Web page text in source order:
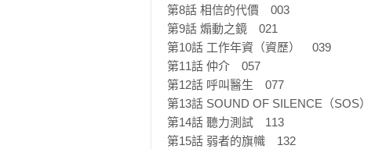
第8話 相信的代價　003
第9話 煽動之鏡　021
第10話 工作年資（資歷）　039
第11話 仲介　057
第12話 呼叫醫生　077
第13話 SOUND OF SILENCE（SOS）
第14話 聽力測試　113
第15話 弱者的旗幟　132